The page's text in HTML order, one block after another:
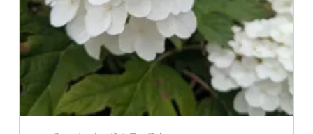
ランチ、ディナーやカフェで♪
2026.06.01